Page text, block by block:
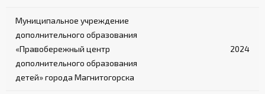
Муниципальное учреждение
дополнительного образования
«Правобережный центр
дополнительного образования
детей» города Магнитогорска
2024